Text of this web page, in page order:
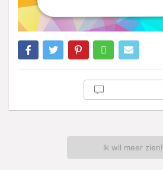
Ik wil meer zien!